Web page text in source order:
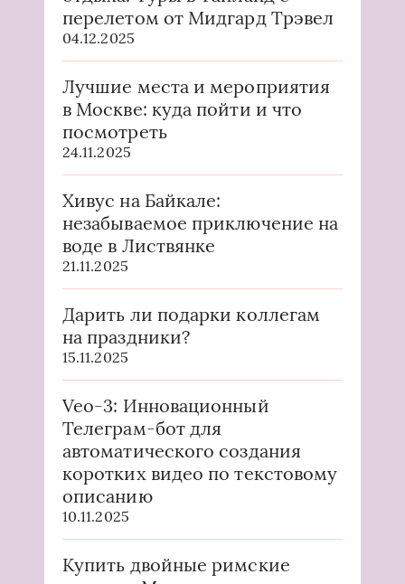
перелетом от Мидгард Трэвел
04.12.2025
Лучшие места и мероприятия
в Москве: куда пойти и что
посмотреть
24.11.2025
Хивус на Байкале:
незабываемое приключение на
воде в Листвянке
21.11.2025
Дарить ли подарки коллегам
на праздники?
15.11.2025
Veo-3: Инновационный
Телеграм-бот для
автоматического создания
коротких видео по текстовому
описанию
10.11.2025
Купить двойные римские